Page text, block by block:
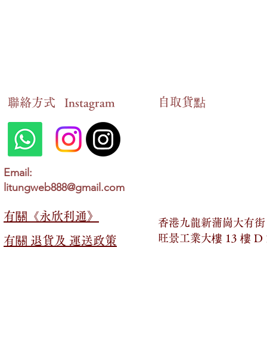
​聯絡方式 Instagram
Email:
litungweb888@gmail.com
有關​​《永欣利通》
有關​​ 退貨及 運送政策
自​取貨點
香港九龍新蒲崗大有
旺景工業大樓 13 樓 D